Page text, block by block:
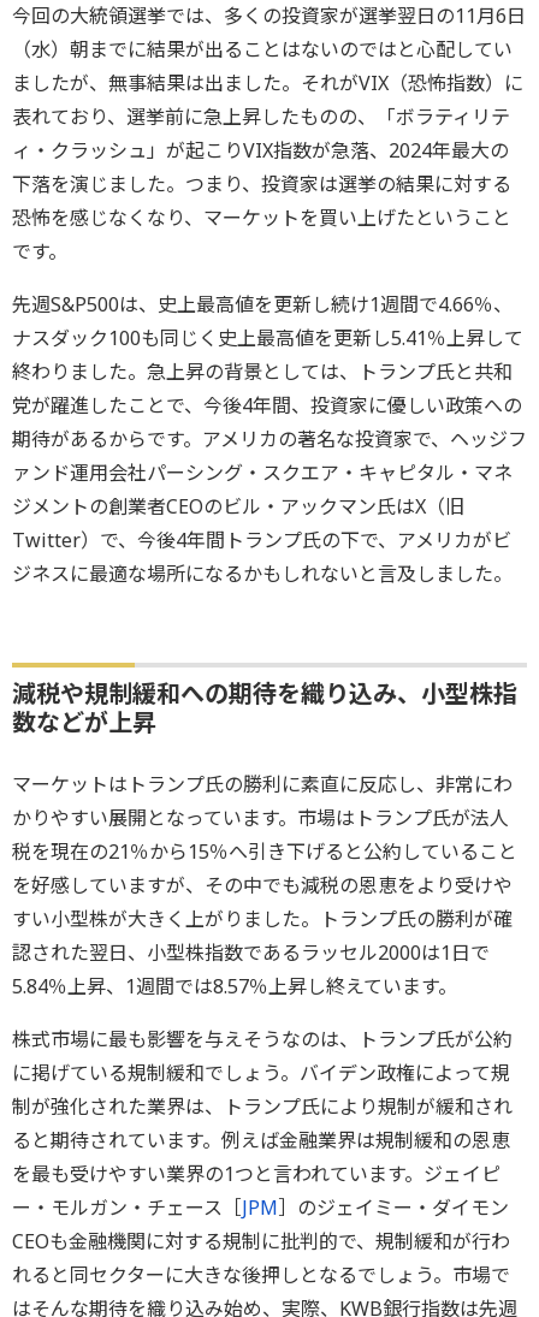
今回の大統領選挙では、多くの投資家が選挙翌日の11月6日
（水）朝までに結果が出ることはないのではと心配してい
ましたが、無事結果は出ました。それがVIX（恐怖指数）に
表れており、選挙前に急上昇したものの、「ボラティリテ
ィ・クラッシュ」が起こりVIX指数が急落、2024年最大の
下落を演じました。つまり、投資家は選挙の結果に対する
恐怖を感じなくなり、マーケットを買い上げたということ
です。
先週S&P500は、史上最高値を更新し続け1週間で4.66％、
ナスダック100も同じく史上最高値を更新し5.41％上昇して
終わりました。急上昇の背景としては、トランプ氏と共和
党が躍進したことで、今後4年間、投資家に優しい政策への
期待があるからです。アメリカの著名な投資家で、ヘッジフ
ァンド運用会社パーシング・スクエア・キャピタル・マネ
ジメントの創業者CEOのビル・アックマン氏はX（旧
Twitter）で、今後4年間トランプ氏の下で、アメリカがビ
ジネスに最適な場所になるかもしれないと言及しました。
減税や規制緩和への期待を織り込み、小型株指
数などが上昇
マーケットはトランプ氏の勝利に素直に反応し、非常にわ
かりやすい展開となっています。市場はトランプ氏が法人
税を現在の21％から15％へ引き下げると公約していること
を好感していますが、その中でも減税の恩恵をより受けや
すい小型株が大きく上がりました。トランプ氏の勝利が確
認された翌日、小型株指数であるラッセル2000は1日で
5.84％上昇、1週間では8.57％上昇し終えています。
株式市場に最も影響を与えそうなのは、トランプ氏が公約
に掲げている規制緩和でしょう。バイデン政権によって規
制が強化された業界は、トランプ氏により規制が緩和され
ると期待されています。例えば金融業界は規制緩和の恩恵
を最も受けやすい業界の1つと言われています。ジェイピ
ー・モルガン・チェース［JPM］のジェイミー・ダイモン
CEOも金融機関に対する規制に批判的で、規制緩和が行わ
れると同セクターに大きな後押しとなるでしょう。市場で
はそんな期待を織り込み始め、実際、KWB銀行指数は先週